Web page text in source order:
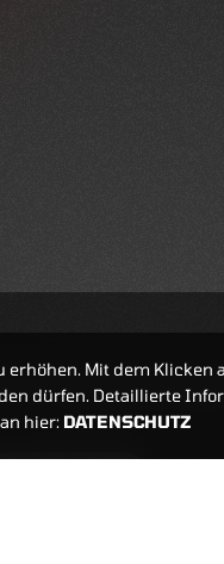
Mit dem Klicken
dürfen. Detaillierte
hier: DATENSCHUTZ